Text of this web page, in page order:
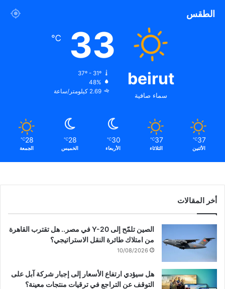
الطقس
beirut
سماء صافية
33
℃
37º - 31º
48%
2.69 كيلومتر/ساعة
37
℃
الأثنين
37
℃
الثلاثاء
30
℃
الأربعاء
28
℃
الخميس
28
℃
الجمعة
أخر المقالات
الصين تلمّح إلى Y-20 في مصر.. هل تقترب القاهرة
من امتلاك طائرة النقل الاستراتيجي؟
10/08/2026
هل سيؤدي ارتفاع الأسعار إلى إجبار شركة آبل على
التوقف عن التراجع في ترقيات منتجات معينة؟